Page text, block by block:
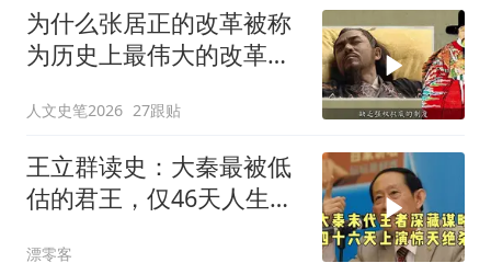
为什么张居正的改革被称
为历史上最伟大的改革之
识
人文史笔2026 27跟贴
王立群读史：大秦最被低
估的君王，仅46天人生，
漂零客